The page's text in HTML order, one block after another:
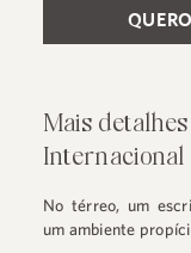
Mais
Internacional
No térreo, um
um ambiente